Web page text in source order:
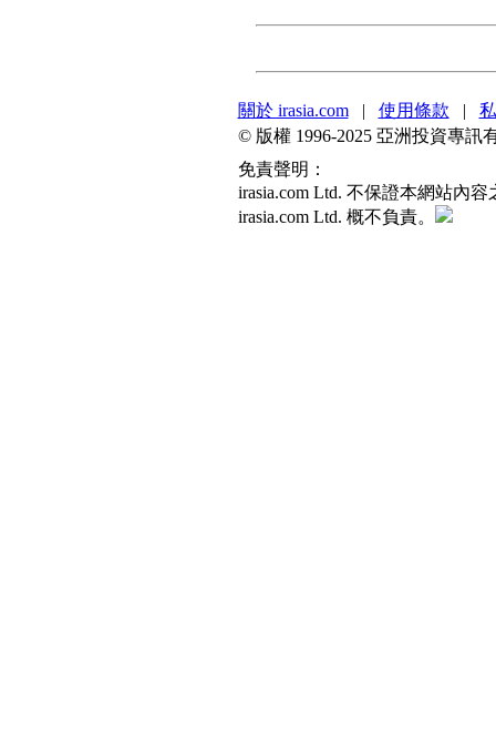
關於 irasia.com| 使用條款 |
© 版權 1996-2025 亞洲投資專訊
免責聲明：
irasia.com Ltd. 不保證本網站內
irasia.com Ltd. 概不負責。